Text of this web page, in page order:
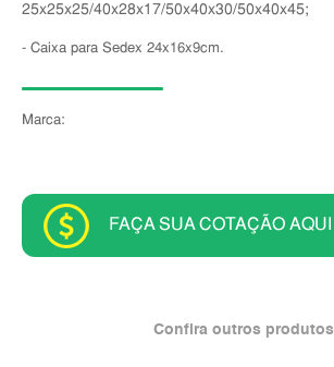
25x25x25/40x28x17/50x40x30/50x40x45;
- Caixa para Sedex 24x16x9cm.
Marca:
FAÇA SUA COTAÇÃO AQUI
Confira outros produtos